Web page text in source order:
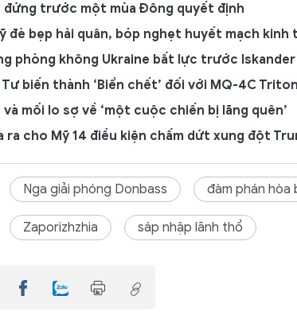
đứng trước một mùa Đông quyết định
đè bẹp hải quân, bóp nghẹt huyết mạch kinh
phòng không Ukraine bất lực trước Iskander
Tư biến thành ‘Biển chết’ đối với MQ-4C
và mối lo sợ về ‘một cuộc chiến bị lãng quên’
ra cho Mỹ 14 điều kiện chấm dứt xung đột
Nga giải phóng Donbass đàm phán hòa
Zaporizhzhia sáp nhập lãnh thổ